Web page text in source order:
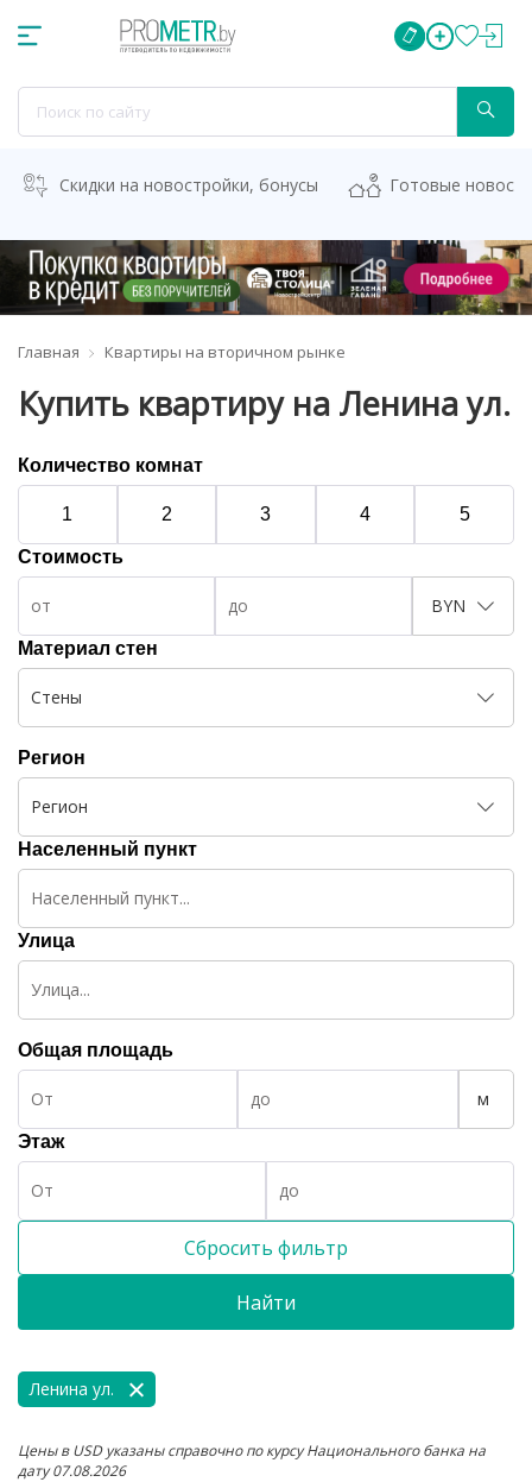
Скидки на новостройки, бонусы Готовые
Главная Квартиры на вторичном рынке
Купить квартиру на Ленина ул.
Количество комнат
1 2 3 4 5
Стоимость
BYN
Материал стен
Стены
Регион
Регион
Населенный пункт
Улица
Общая площадь
м
Этаж
Сбросить фильтр
Найти
Ленина ул.
Цены в USD указаны справочно по курсу Национального банка на
дату 07.08.2026